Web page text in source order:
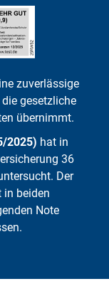
zuverlässige
gesetzliche
übernimmt.
2025) hat in
36
Der
beiden
Note